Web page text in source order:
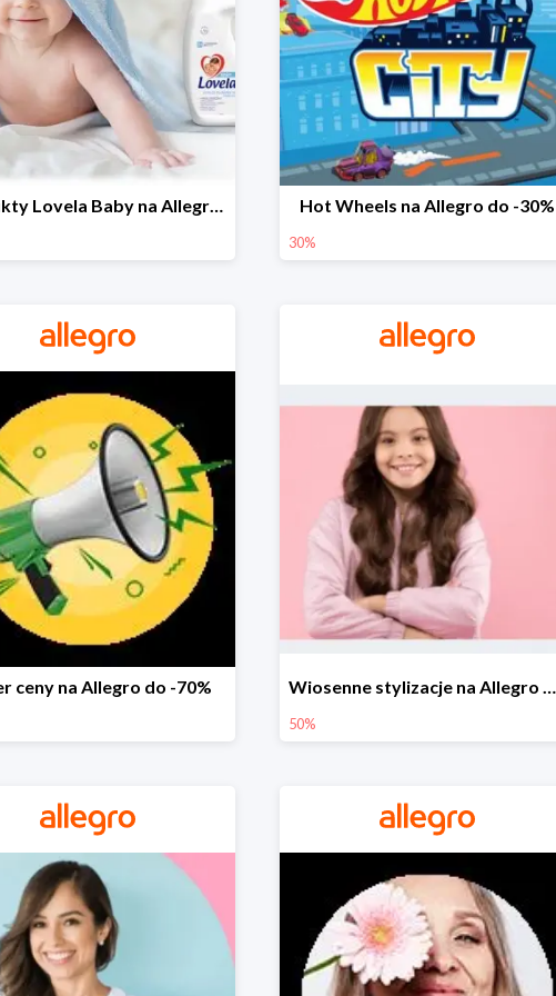
Produkty Lovela Baby na Allegro do -30% Hot Wheels na Allegro do -30%
30%
ceny na Allegro do -70% Wiosenne stylizacje na Allegro do -50%
50%